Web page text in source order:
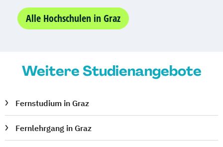
Online Marketing
Online Marketing (DE/EN)
Personalmanagement
Personalmanagement (DE/EN) Pflege
Physiotherapie
Produktdesign
Alle Hochschulen in Graz
Weitere Studienangebote
Fernstudium in Graz
Fernlehrgang in Graz